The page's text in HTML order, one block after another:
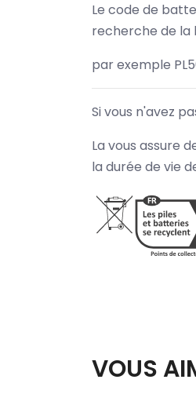
Le code de
recherche de la
par exemple
Si vous n'avez
La vous assure
la durée de vie
VOUS